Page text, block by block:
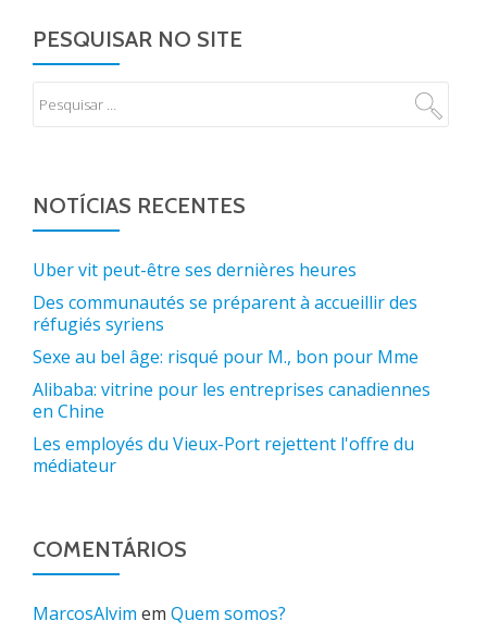
PESQUISAR NO SITE
NOTÍCIAS RECENTES
Uber vit peut-être ses dernières heures
Des communautés se préparent à accueillir des
réfugiés syriens
Sexe au bel âge: risqué pour M., bon pour Mme
Alibaba: vitrine pour les entreprises canadiennes
en Chine
Les employés du Vieux-Port rejettent l'offre du
médiateur
COMENTÁRIOS
MarcosAlvim em Quem somos?